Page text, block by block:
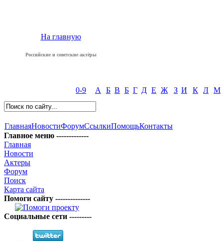
На главную
Российские и советские актёры
0-9 А Б В Б Г Д Е Ж З И К Л М
ГлавнаяНовостиФорумСсылкиПомощьКонтакты
Главное меню -------------
Главная
Новости
Актеры
Форум
Поиск
Карта сайта
Помоги сайту --------------
Социальные сети ---------